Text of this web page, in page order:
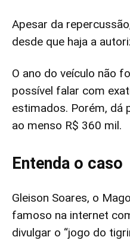
Apesar da
desde que haja a
O ano do veículo não
possível falar com
estimados. Porém, dá
ao menso R$ 360 mil.
Entenda o caso
Gleison Soares, o
famoso na internet
divulgar o “jogo do